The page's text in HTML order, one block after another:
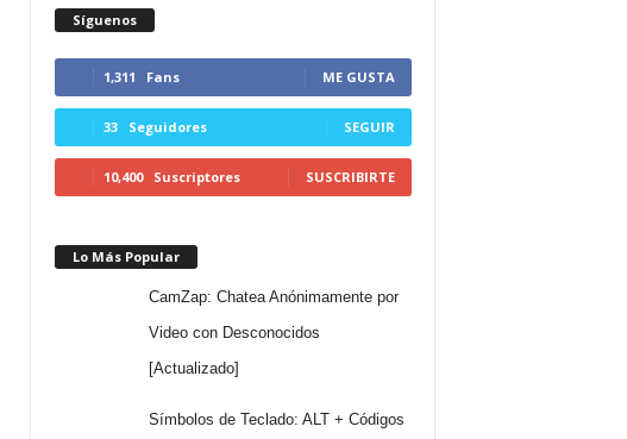
Síguenos
1,311 Fans ME GUSTA
33 Seguidores SEGUIR
10,400 Suscriptores SUSCRIBIRTE
Lo Más Popular
CamZap: Chatea Anónimamente por
Video con Desconocidos
[Actualizado]
Símbolos de Teclado: ALT + Códigos